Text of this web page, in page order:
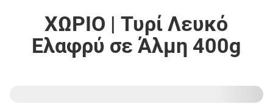
ΧΩΡΙΟ | Τυρί Λευκό
Ελαφρύ σε Άλμη 400g